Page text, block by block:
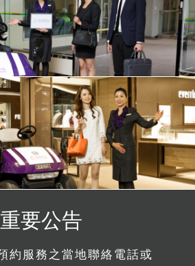
重要公告
約服務之當地聯絡電話或